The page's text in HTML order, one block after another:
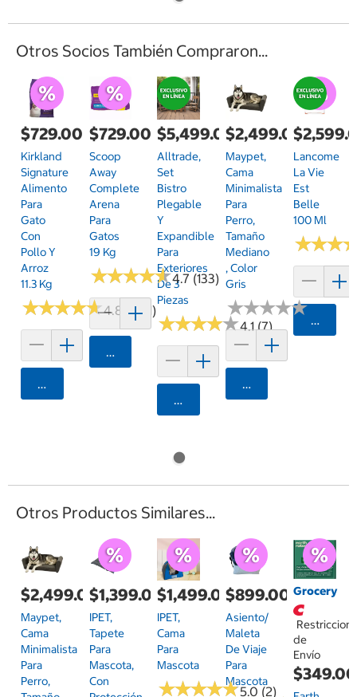
Otros Socios También Compraron...
$729.00
Kirkland
Signature
Alimento
Para
Gato
Con
Pollo Y
Arroz
11.3 Kg
★★★★★
★★★★★4.8 (1751)
Agregar
$729.00
Scoop
Away
Complete
Arena
Para
Gatos
19 Kg
★★★★★
★★★★★4.7 (133)
Agregar
$5,499.00
Alltrade,
Set
Bistro
Plegable
Y
Expandible
Para
Exteriores
De 3
Piezas
★★★★★
★★★★★4.1 (7)
Agregar
$2,499.00
Maypet,
Cama
Minimalista
Para
Perro,
Tamaño
Mediano
, Color
Gris
★★★★★
★★★★★
Agregar
Lancome
La Vie
Est
Belle
100 Ml
★★★
★★★
Otros Productos Similares...
$2,499.00
Maypet,
Cama
Minimalista
Para
Perro,
$1,399.00
IPET,
Tapete
Para
Mascota,
Con
$1,499.00
IPET,
Cama
Para
Mascota
★★★★★
★★★★★5.0 (2)
$899.00
Asiento/
Maleta
De Viaje
Para
Mascota
Grocery
de
Envío
$349.00